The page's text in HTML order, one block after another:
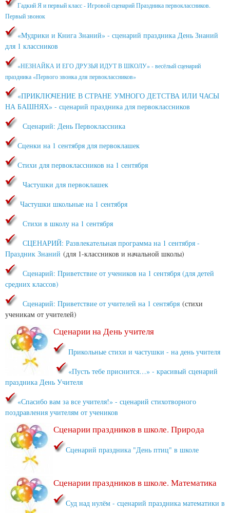
Гадкий Я и первый класс - Игровой сценарий Праздника первоклассников.
Первый звонок
«Мудрики и Книга Знаний» - сценарий праздника День Знаний
для 1 классников
«НЕЗНАЙКА И ЕГО ДРУЗЬЯ ИДУТ В ШКОЛУ» - весёлый сценарий
праздника «Первого звонка для первоклассников»
«ПРИКЛЮЧЕНИЕ В СТРАНЕ УМНОГО ДЕТСТВА ИЛИ ЧАСЫ
НА БАШНЯХ» - сценарий праздника для первоклассников
Сценарий: День Первоклассника
Сценки на 1 сентября для первоклашек
Стихи для первоклассников на 1 сентября
Частушки для первоклашек
Частушки школьные на 1 сентября
Стихи в школу на 1 сентября
СЦЕНАРИЙ: Развлекательная программа на 1 сентября -
Праздник Знаний (для 1-классников и начальной школы)
Сценарий: Приветствие от учеников на 1 сентября (для детей
средних классов)
Сценарий: Приветствие от учителей на 1 сентября (стихи
ученикам от учителей)
Сценарии на День учителя
Прикольные стихи и частушки - на день учителя
«Пусть тебе приснится…» - красивый сценарий
праздника День Учителя
«Спасибо вам за все учителя!» - сценарий стихотворного
поздравления учителям от учеников
Сценарии праздников в школе. Природа
Сценарий праздника "День птиц" в школе
Сценарии праздников в школе. Математика
Суд над нулём - сценарий праздника математики в